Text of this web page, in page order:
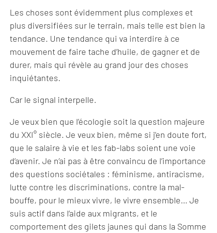
Les choses sont évidemment plus complexes et
plus diversifiées sur le terrain, mais telle est bien la
tendance. Une tendance qui va interdire à ce
mouvement de faire tache d’huile, de gagner et de
durer, mais qui révèle au grand jour des choses
inquiétantes.
Car le signal interpelle.
Je veux bien que l’écologie soit la question majeure
du XXI° siècle. Je veux bien, même si j’en doute fort,
que le salaire à vie et les fab-labs soient une voie
d’avenir. Je n’ai pas à être convaincu de l’importance
des questions sociétales : féminisme, antiracisme,
lutte contre les discriminations, contre la mal-
bouffe, pour le mieux vivre, le vivre ensemble… Je
suis actif dans l’aide aux migrants, et le
comportement des gilets jaunes qui dans la Somme